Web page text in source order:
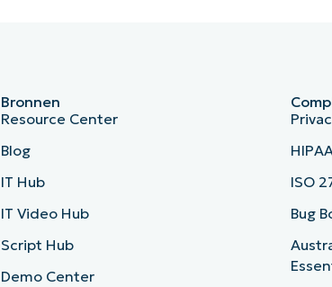
Bronnen
Resource Center
Blog
IT Hub
IT Video Hub
Script Hub
Demo Center
ISO
Bug